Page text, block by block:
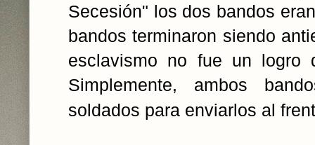
Secesión" los dos bandos
bandos terminaron siendo
esclavismo no fue un ‎logro
Simplemente, ambos
soldados para enviarlos ‎al